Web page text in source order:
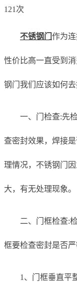
121次
不锈钢门 作为
性价比高一直受到
钢门我们应该如何
一、门检查:先
查密封效果，焊接
理情况，不锈钢门
大，有无处理现象。
二、门框检查:
框要检查密封是否严
1、门框垂直平